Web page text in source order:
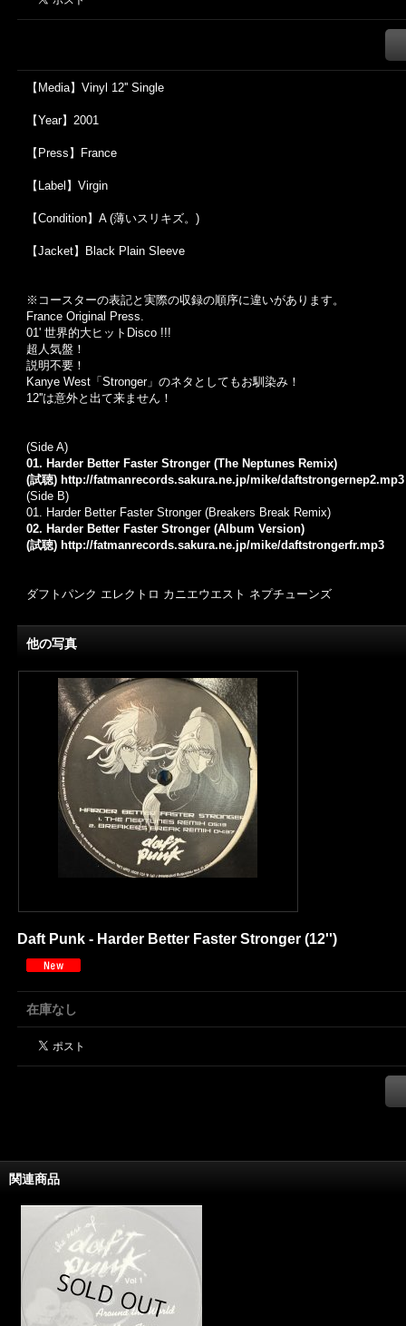
【Media】Vinyl 12'' Single
【Year】2001
【Press】France
【Label】Virgin
【Condition】A (薄いスリキズ。)
【Jacket】Black Plain Sleeve
※コースターの表記と実際の収録の順序に違いがあります。
France Original Press.
01' 世界的大ヒットDisco !!!
超人気盤！
説明不要！
Kanye West「Stronger」のネタとしてもお馴染み！
12''は意外と出て来ません！
(Side A)
01. Harder Better Faster Stronger (The Neptunes Remix)
(試聴) http://fatmanrecords.sakura.ne.jp/mike/daftstrongernep2.mp3
(Side B)
01. Harder Better Faster Stronger (Breakers Break Remix)
02. Harder Better Faster Stronger (Album Version)
(試聴) http://fatmanrecords.sakura.ne.jp/mike/daftstrongerfr.mp3
ダフトパンク エレクトロ カニエウエスト ネプチューンズ
他の写真
Daft Punk - Harder Better Faster Stronger (12'')
在庫なし
関連商品